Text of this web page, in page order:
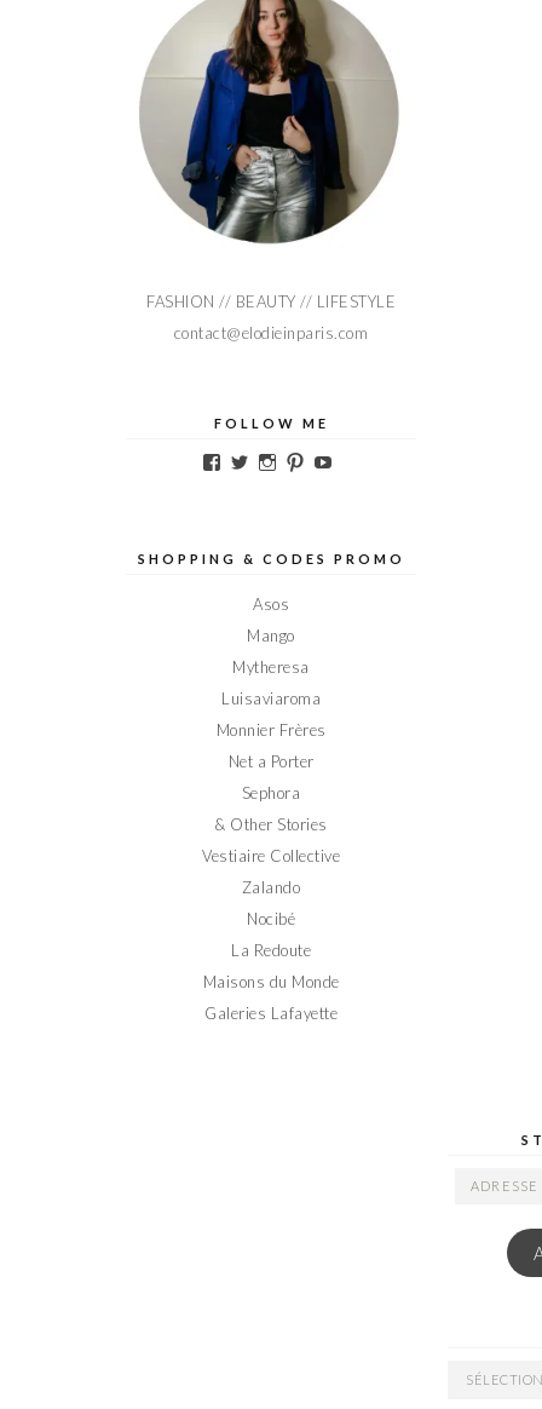
FASHION // BEAUTY // LIFESTYLE
contact@elodieinparis.com
FOLLOW ME
Voir
sur
Voir
sur
Voir
sur
Voir
sur sur
SHOPPING & CODES PROMO
Asos
Mango
Mytheresa
Luisaviaroma
Monnier Frères
Net a Porter
Sephora
& Other Stories
Vestiaire Collective
Zalando
Nocibé
La Redoute
Maisons du Monde
Galeries Lafayette
ADRESSE
ARCHIVES